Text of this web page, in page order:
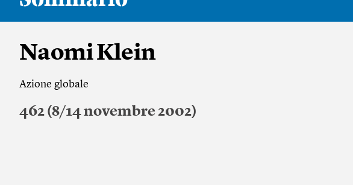
Naomi Klein
Azione globale
462 (8/14 novembre 2002)